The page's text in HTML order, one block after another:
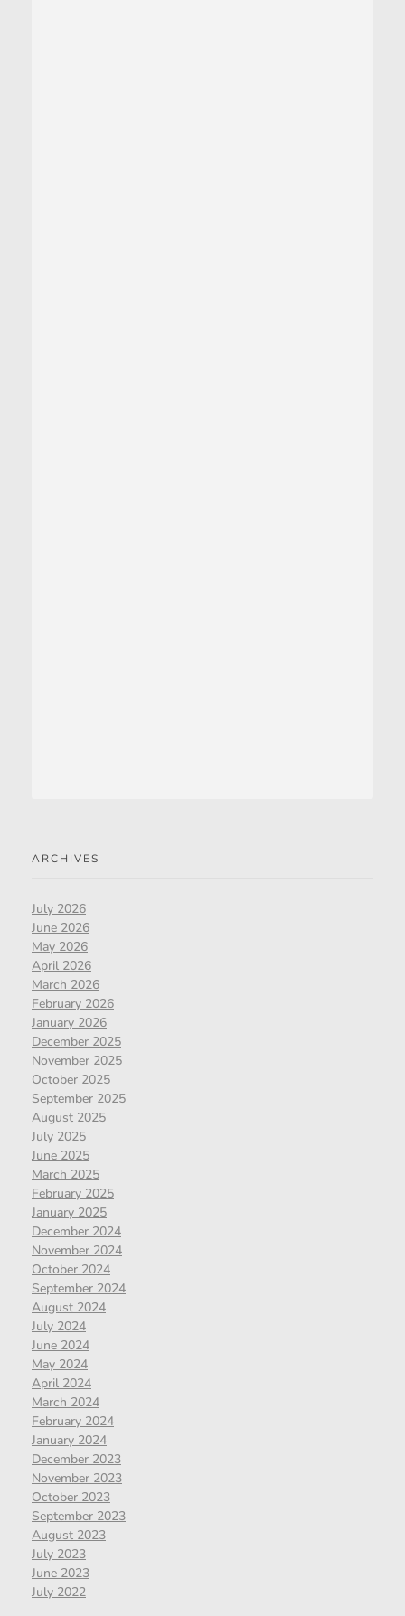
ARCHIVES
July 2026
June 2026
May 2026
April 2026
March 2026
February 2026
January 2026
December 2025
November 2025
October 2025
September 2025
August 2025
July 2025
June 2025
March 2025
February 2025
January 2025
December 2024
November 2024
October 2024
September 2024
August 2024
July 2024
June 2024
May 2024
April 2024
March 2024
February 2024
January 2024
December 2023
November 2023
October 2023
September 2023
August 2023
July 2023
June 2023
July 2022